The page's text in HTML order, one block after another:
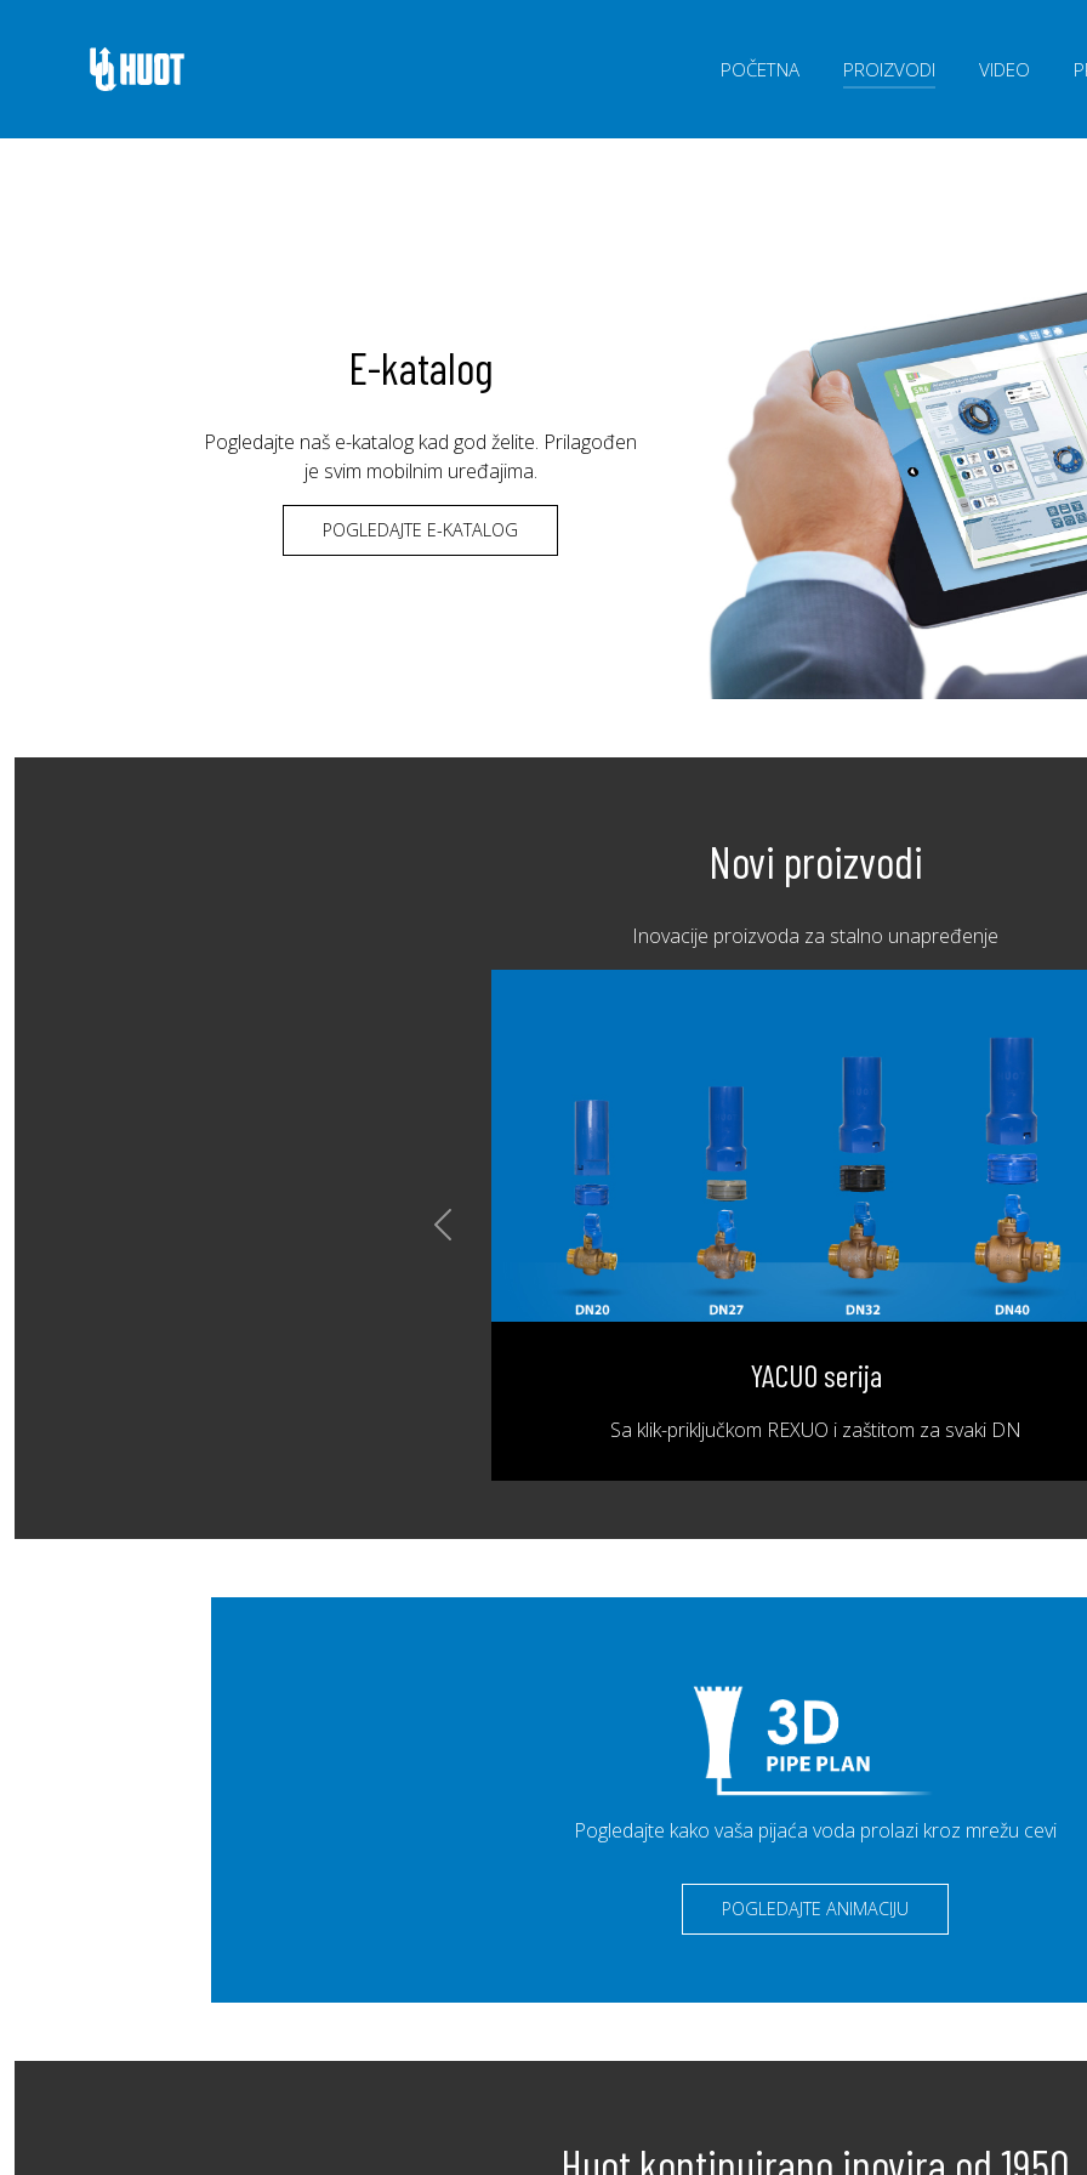
POČETNA PROIZVODI VIDEO
E-katalog
Pogledajte naš e-katalog kad god želite. Prilagođen
je svim mobilnim uređajima.
POGLEDAJTE E-KATALOG
Novi proizvodi
Inovacije proizvoda za stalno unapređenje
YACUO serija
Sa klik-priključkom REXUO i zaštitom za svaki DN
Pogledajte kako vaša pijaća voda prolazi kroz mrežu cevi
POGLEDAJTE ANIMACIJU
Huot kontinuirano inovira od 1950